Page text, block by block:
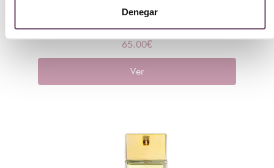
Denegar
Alyssa Ashley Leather Vanilla 100ml
65.00€
Ver